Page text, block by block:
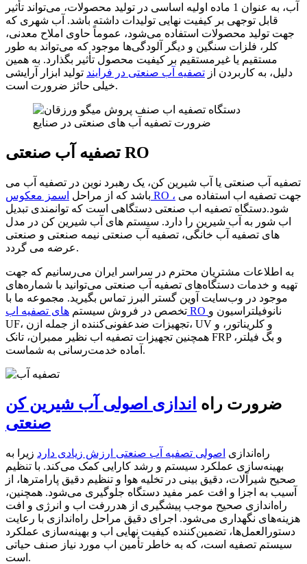
آب، به عنوان 1 ماده اولیه اساسی در تولید محصولات، می‌تواند تأثیر
قابل توجهی بر کیفیت نهایی تولیدات داشته باشد. آب شهری که
جهت تولید محصولات استفاده می‌شود، عموماً حاوی املاح معدنی،
کلر، فلزات سنگین و دیگر آلودگی‌ها موجود که می‌تواند به طور
مستقیم یا غیرمستقیم بر کیفیت محصول تأثیر بگذارد. به همین
دلیل، به کاربردن از تصفیه آب صنعتی در فرایند تولید ابزار آرایشی
خیلی حائز ضرورت است.
ضرورت تصفیه آب های صنعتی در صنایع
تصفیه آب صنعتی RO
تصفیه آب صنعتی یا آب شیرین کن، یک رهبرد نوین در تصفیه آب می
باشد که از مراحل اسمز معکوس RO ،
شود.دستگاه تصفیه اب صنعتی دستگاهی است که توانمندی تبدیل
اب شور به آب شیرین را دارد. سیستم های آب شیرین کن در مدل
های تصفیه آب خانگی، تصفیه آب صنعتی نیمه صنعتی و صنعتی
عرضه می گردد.
به اطلاعات مشتریان محترم در سراسر ایران می‌رسانیم که جهت
تهیه و خدمات دستگاه‌های تصفیه آب صنعتی می‌توانید با شماره‌های
موجود در وب‌سایت آوین گستر البرز تماس بگیرید. مجموعه ما با
تخصص در فروش سیستم‌ های تصفیه اب RO نانوفیلتراسیون و
UF، تجهیزات ضدعفونی‌کننده از جمله ازن، UV و کلریناتور، و
همچنین تجهیزات تصفیه اب نظیر ممبران، تانک FRP و بگ فیلتر،
آماده خدمت‌رسانی به شماست.
ضرورت راه اندازی اصولی آب شیرین کن
صنعتی
راه‌اندازی اصولی تصفیه آب صنعتی ارزش زیادی دارد زیرا به
بهینه‌سازی عملکرد سیستم و رشد کارایی کمک می‌کند. با تنظیم
صحیح شیرآلات، دقیق بینی در تخلیه هوا و تنظیم دقیق پارامترها، از
آسیب به اجزا و افت عمر مفید دستگاه جلوگیری می‌شود. همچنین،
راه‌اندازی صحیح موجب پیشگیری از هدررفت اب و انرژی و افت
هزینه‌های نگهداری می‌شود. اجرای دقیق مراحل راه‌اندازی با رعایت
دستورالعمل‌ها، تضمین‌کننده کیفیت نهایی اب و بهینه‌سازی عملکرد
سیستم تصفیه است، که به خاطر تأمین اب مورد نیاز صنف حیاتی
است.